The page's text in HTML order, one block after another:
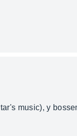
music), y